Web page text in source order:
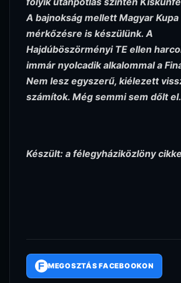
A bajnokság mellett Magyar Kupa
mérkőzésre is készülünk. A
Hajdúböszörményi TE ellen
immár nyolcadik alkalommal a
Nem lesz egyszerű, kiélezett
számítok. Még semmi sem dőlt el.
Készült: a félegyháziközlöny
F MEGOSZTÁS FACEBOOKON